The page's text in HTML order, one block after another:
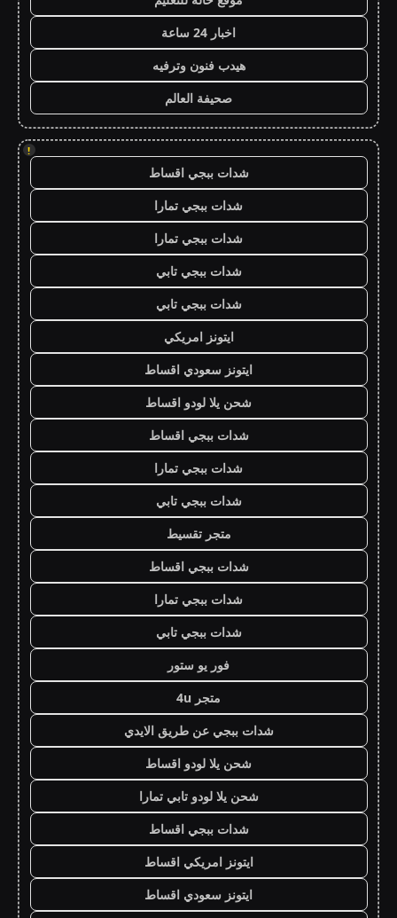
اخبار 24 ساعة
هيدب فنون وترفيه
صحيفة العالم
!
شدات ببجي اقساط
شدات ببجي تمارا
شدات ببجي تمارا
شدات ببجي تابي
شدات ببجي تابي
ايتونز امريكي
ايتونز سعودي اقساط
شحن يلا لودو اقساط
شدات ببجي اقساط
شدات ببجي تمارا
شدات ببجي تابي
متجر تقسيط
شدات ببجي اقساط
شدات ببجي تمارا
شدات ببجي تابي
فور يو ستور
متجر 4u
شدات ببجي عن طريق الايدي
شحن يلا لودو اقساط
شحن يلا لودو تابي تمارا
شدات ببجي اقساط
ايتونز امريكي اقساط
ايتونز سعودي اقساط